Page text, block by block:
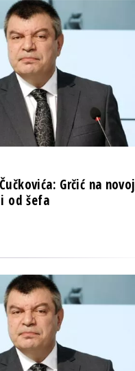
Grčić na novoj
od šefa